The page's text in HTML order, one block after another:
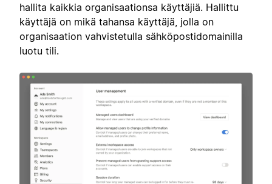
hallita kaikkia organisaationsa käyttäjiä. Hallittu
käyttäjä on mikä tahansa käyttäjä, jolla on
organisaation vahvistetulla sähköpostidomainilla
luotu tili.